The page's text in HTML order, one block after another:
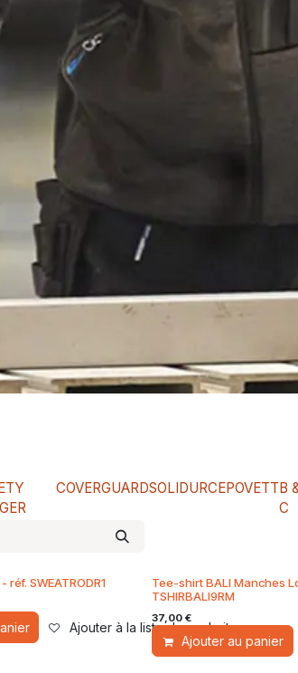
COVERGUARDSOLIDURCEPOVETTB
C
réf. SWEATRODR1
Ajouter à la liste de souhaits
Tee-shirt BALI Manches
TSHIRBALI9RM
37,00€
Ajouter au panier